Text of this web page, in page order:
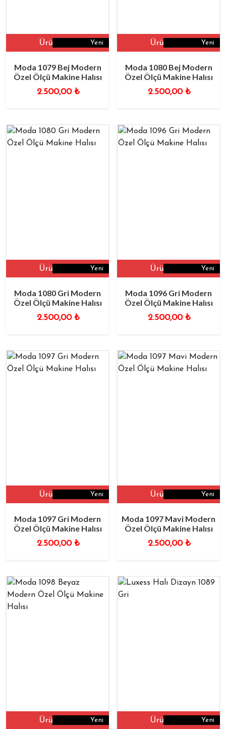
Yeni
Ürüne Git
Moda 1079 Bej Modern
Özel Ölçü Makine Halısı
2.500,00 ₺
Yeni
Ürüne Git
Moda 1080 Bej Modern
Özel Ölçü Makine Halısı
2.500,00 ₺
Yeni
Ürüne Git
Moda 1080 Gri Modern
Özel Ölçü Makine Halısı
2.500,00 ₺
Yeni
Ürüne Git
Moda 1096 Gri Modern
Özel Ölçü Makine Halısı
2.500,00 ₺
Yeni
Ürüne Git
Moda 1097 Gri Modern
Özel Ölçü Makine Halısı
2.500,00 ₺
Yeni
Ürüne Git
Moda 1097 Mavi Modern
Özel Ölçü Makine Halısı
2.500,00 ₺
Yeni
Ürüne Git Yeni
Ürüne Git